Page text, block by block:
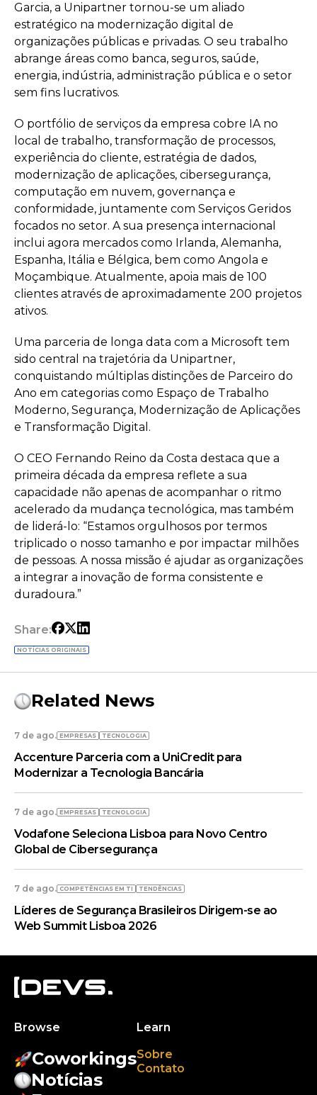
Garcia, a Unipartner tornou-se um aliado
estratégico na modernização digital de
organizações públicas e privadas. O seu trabalho
abrange áreas como banca, seguros, saúde,
energia, indústria, administração pública e o setor
sem fins lucrativos.
O portfólio de serviços da empresa cobre IA no
local de trabalho, transformação de processos,
experiência do cliente, estratégia de dados,
modernização de aplicações, cibersegurança,
computação em nuvem, governança e
conformidade, juntamente com Serviços Geridos
focados no setor. A sua presença internacional
inclui agora mercados como Irlanda, Alemanha,
Espanha, Itália e Bélgica, bem como Angola e
Moçambique. Atualmente, apoia mais de 100
clientes através de aproximadamente 200 projetos
ativos.
Uma parceria de longa data com a Microsoft tem
sido central na trajetória da Unipartner,
conquistando múltiplas distinções de Parceiro do
Ano em categorias como Espaço de Trabalho
Moderno, Segurança, Modernização de Aplicações
e Transformação Digital.
O CEO Fernando Reino da Costa destaca que a
primeira década da empresa reflete a sua
capacidade não apenas de acompanhar o ritmo
acelerado da mudança tecnológica, mas também
de liderá-lo: “Estamos orgulhosos por termos
triplicado o nosso tamanho e por impactar milhões
de pessoas. A nossa missão é ajudar as organizações
a integrar a inovação de forma consistente e
duradoura.”
Share:
NOTÍCIAS ORIGINAIS
Related News
7 de ago. EMPRESAS TECNOLOGIA
Accenture Parceria com a UniCredit para
Modernizar a Tecnologia Bancária
7 de ago. EMPRESAS TECNOLOGIA
Vodafone Seleciona Lisboa para Novo Centro
Global de Cibersegurança
7 de ago. COMPETÊNCIAS EM TI TENDÊNCIAS
Líderes de Segurança Brasileiros Dirigem-se ao
Web Summit Lisboa 2026
Browse
Coworkings
Notícias
Learn
Sobre
Contato